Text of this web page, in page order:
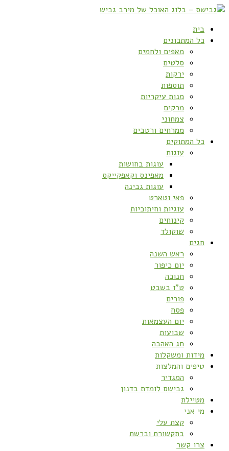
בית
כל המתכונים
מאפים ולחמים
סלטים
ירקות
תוספות
מנות עיקריות
מרקים
צמחוני
ממרחים ורטבים
כל המתוקים
עוגות
עוגות בחושות
מאפינס וקאפקייקס
עוגות גבינה
פאי וטארט
עוגיות וחיתוכיות
קינוחים
שוקולד
חגים
ראש השנה
יום כיפור
חנוכה
ט”ו בשבט
פורים
פסח
יום העצמאות
שבועות
חג האהבה
מידות ומשקלות
טיפים והמלצות
המגדיר
גבישס לומדת בדנון
מטיילת
מי אני
קצת עלי
בתקשורת וברשת
צרו קשר